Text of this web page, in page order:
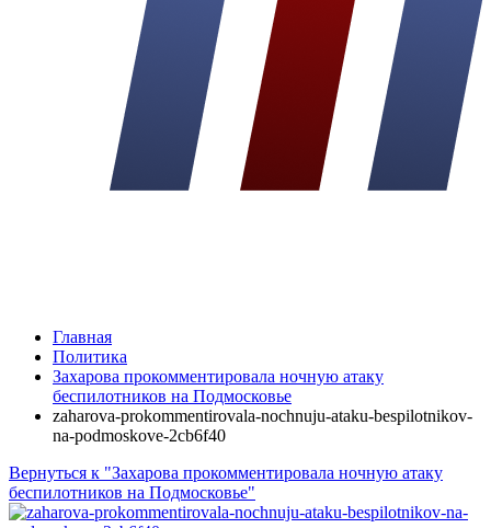
Главная
Политика
Захарова прокомментировала ночную атаку
беспилотников на Подмосковье
zaharova-prokommentirovala-nochnuju-ataku-bespilotnikov-
na-podmoskove-2cb6f40
Вернуться к "Захарова прокомментировала ночную атаку
беспилотников на Подмосковье"